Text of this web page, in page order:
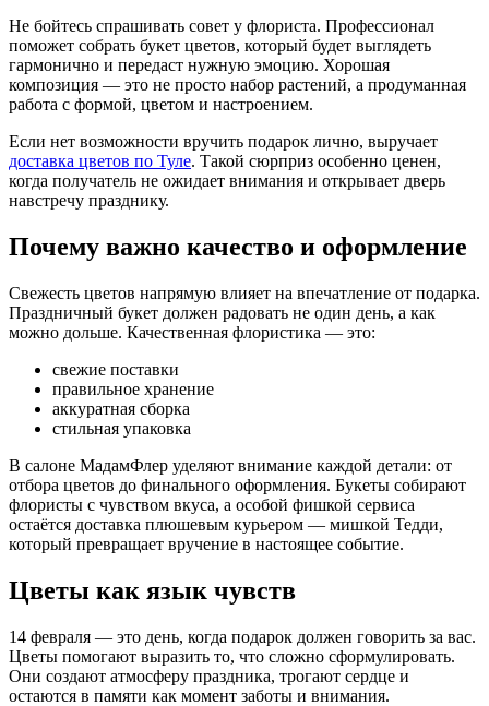
Не бойтесь спрашивать совет у флориста. Профессионал
поможет собрать букет цветов, который будет выглядеть
гармонично и передаст нужную эмоцию. Хорошая
композиция — это не просто набор растений, а продуманная
работа с формой, цветом и настроением.
Если нет возможности вручить подарок лично, выручает
доставка цветов по Туле. Такой сюрприз особенно ценен,
когда получатель не ожидает внимания и открывает дверь
навстречу празднику.
Почему важно качество и оформление
Свежесть цветов напрямую влияет на впечатление от подарка.
Праздничный букет должен радовать не один день, а как
можно дольше. Качественная флористика — это:
свежие поставки
правильное хранение
аккуратная сборка
стильная упаковка
В салоне МадамФлер уделяют внимание каждой детали: от
отбора цветов до финального оформления. Букеты собирают
флористы с чувством вкуса, а особой фишкой сервиса
остаётся доставка плюшевым курьером — мишкой Тедди,
который превращает вручение в настоящее событие.
Цветы как язык чувств
14 февраля — это день, когда подарок должен говорить за вас.
Цветы помогают выразить то, что сложно сформулировать.
Они создают атмосферу праздника, трогают сердце и
остаются в памяти как момент заботы и внимания.